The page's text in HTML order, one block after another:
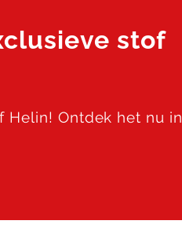
stof
Helin! Ontdek het nu in